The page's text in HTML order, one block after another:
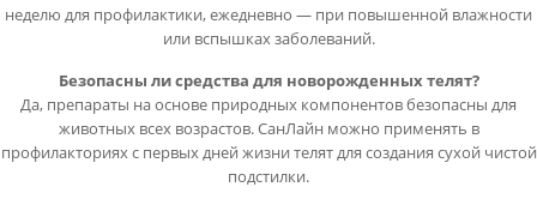
неделю для профилактики, ежедневно — при повышенной влажности
или вспышках заболеваний.
Безопасны ли средства для новорожденных телят?
Да, препараты на основе природных компонентов безопасны для
животных всех возрастов. СанЛайн можно применять в
профилакториях с первых дней жизни телят для создания сухой чистой
подстилки.